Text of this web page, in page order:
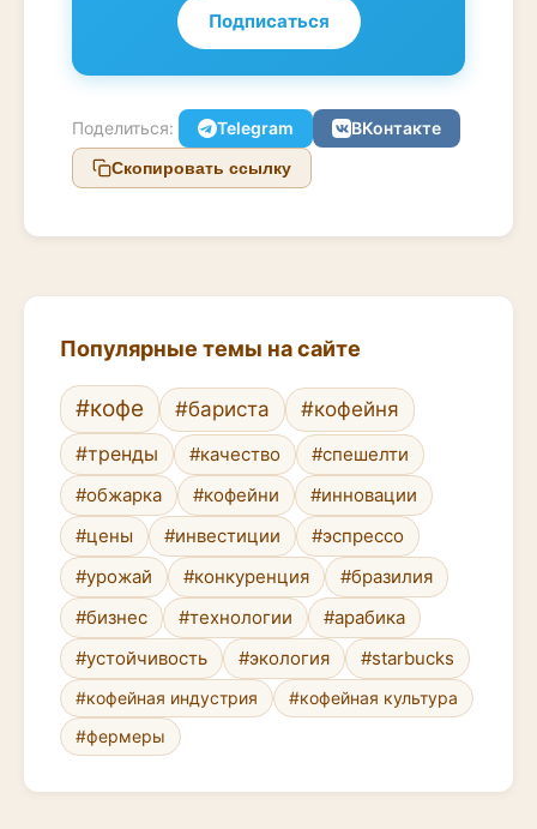
Подписаться
Поделиться: Telegram ВКонтакте
Скопировать ссылку
Популярные темы на сайте
#кофе #бариста
#кофейня
#тренды
#качество
#спешелти
#обжарка
#кофейни
#инновации
#цены
#инвестиции
#эспрессо
#урожай
#конкуренция
#бразилия
#бизнес
#технологии
#арабика
#устойчивость
#экология #starbucks
#кофейная индустрия
#кофейная культура
#фермеры